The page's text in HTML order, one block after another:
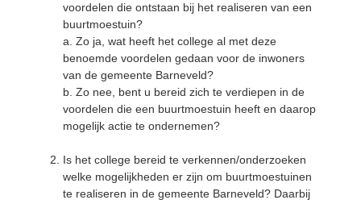
voordelen die ontstaan bij het realiseren van een
buurtmoestuin?
a. Zo ja, wat heeft het college al met deze
benoemde voordelen gedaan voor de inwoners
van de gemeente Barneveld?
b. Zo nee, bent u bereid zich te verdiepen in de
voordelen die een buurtmoestuin heeft en daarop
mogelijk actie te ondernemen?
Is het college bereid te verkennen/onderzoeken
welke mogelijkheden er zijn om buurtmoestuinen
te realiseren in de gemeente Barneveld? Daarbij